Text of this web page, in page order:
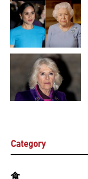
Category
食